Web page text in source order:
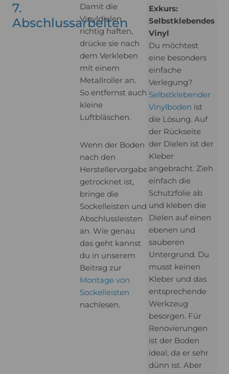
7.
Abschlussarbeiten
Damit die
Vinyldielen
richtig haften,
drücke sie nach
dem Verkleben
mit einem
Metallroller an.
So entfernst auch
kleine
Luftbläschen.
Wenn der Boden
nach den
Herstellervorgaben
getrocknet ist,
bringe die
Sockelleisten und
Abschlussleisten
an. Wie genau
das geht kannst
du in unserem
Beitrag zur
Montage von
Sockelleisten
nachlesen.
Exkurs:
Selbstklebendes
Vinyl
Du möchtest
eine besonders
einfache
Verlegung?
Selbstklebender
Vinylboden ist
die Lösung. Auf
der Rückseite
der Dielen ist der
Kleber
angebracht. Zieh
einfach die
Schutzfolie ab
und kleben die
Dielen auf einen
ebenen und
sauberen
Untergrund. Du
musst keinen
Kleber und das
entsprechende
Werkzeug
besorgen. Für
Renovierungen
ist der Boden
ideal, da er sehr
dünn ist. Aber